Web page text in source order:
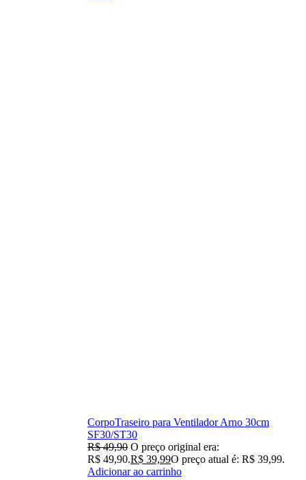
CorpoTraseiro para Ventilador Arno 30cm
SF30/ST30
R$49,90 O preço original era:
R$ 49,90.R$ 39,99O preço atual é: R$ 39,99.
Adicionar ao carrinho